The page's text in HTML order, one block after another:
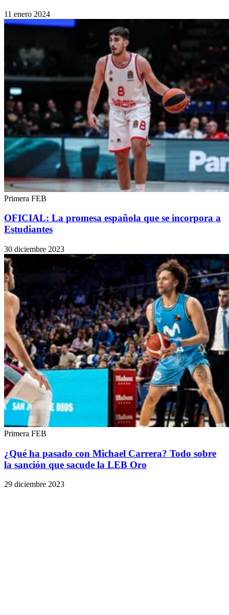
11 enero 2024
Primera FEB
OFICIAL: La promesa española que se incorpora a
Estudiantes
30 diciembre 2023
Primera FEB
¿Qué ha pasado con Michael Carrera? Todo sobre
la sanción que sacude la LEB Oro
29 diciembre 2023